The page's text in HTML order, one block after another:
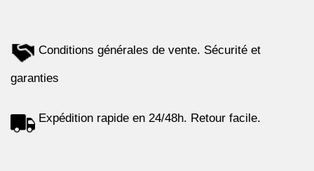
Conditions générales de vente. Sécurité et
garanties
Expédition rapide en 24/48h. Retour facile.